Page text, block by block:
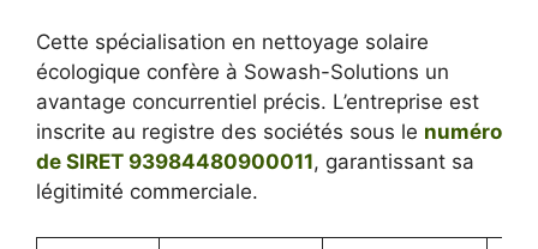
Cette spécialisation en nettoyage solaire
écologique confère à Sowash-Solutions un
avantage concurrentiel précis. L’entreprise est
inscrite au registre des sociétés sous le numéro
de SIRET 93984480900011, garantissant sa
légitimité commerciale.